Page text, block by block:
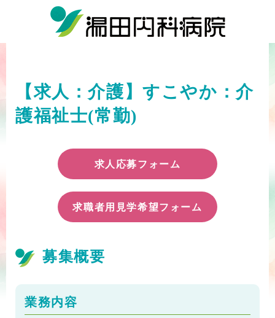
【求人：介護】すこやか：介
護福祉士(常勤)
求人応募フォーム
求職者用見学希望フォーム
募集概要
業務内容